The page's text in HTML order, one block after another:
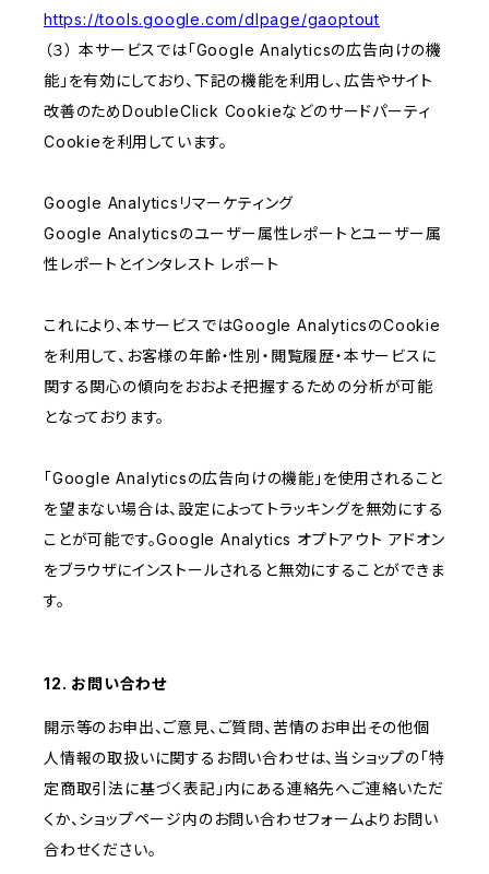
https://tools.google.com/dlpage/gaoptout
（３） 本サービスでは「Google Analyticsの広告向けの機
能」を有効にしており、下記の機能を利用し、広告やサイト
改善のためDoubleClick Cookieなどのサードパーティ
Cookieを利用しています。
Google Analyticsリマーケティング
Google Analyticsのユーザー属性レポートとユーザー属
性レポートとインタレスト レポート
これにより、本サービスではGoogle AnalyticsのCookie
を利用して、お客様の年齢・性別・閲覧履歴・本サービスに
関する関心の傾向をおおよそ把握するための分析が可能
となっております。
「Google Analyticsの広告向けの機能」を使用されること
を望まない場合は、設定によってトラッキングを無効にする
ことが可能です。Google Analytics オプトアウト アドオン
をブラウザにインストールされると無効にすることができま
す。
12. お問い合わせ
開示等のお申出、ご意見、ご質問、苦情のお申出その他個
人情報の取扱いに関するお問い合わせは、当ショップの「特
定商取引法に基づく表記」内にある連絡先へご連絡いただ
くか、ショップページ内のお問い合わせフォームよりお問い
合わせください。